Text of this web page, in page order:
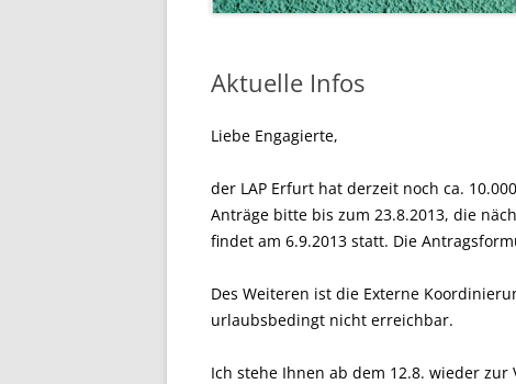
Aktuelle Infos
Liebe Engagierte,
der LAP Erfurt hat derzeit noch ca.
Anträge bitte bis zum 23.8.2013, die
findet am 6.9.2013 statt. Die
Des Weiteren ist die Externe
urlaubsbedingt nicht erreichbar.
Ich stehe Ihnen ab dem 12.8. wieder